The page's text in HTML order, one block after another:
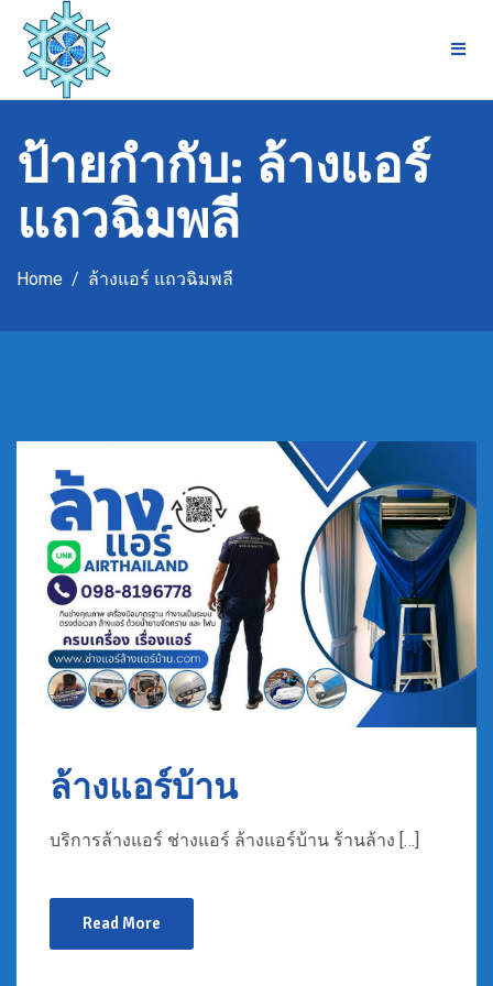
content
ป้ายกำกับ: ล้างแอร์
แถวฉิมพลี
Home ล้างแอร์ แถวฉิมพลี
ล้างแอร์บ้าน
บริการล้างแอร์ ช่างแอร์ ล้างแอร์บ้าน ร้านล้าง […]
Read More